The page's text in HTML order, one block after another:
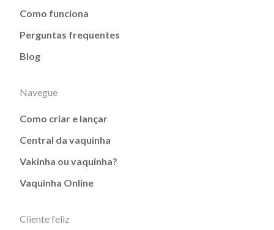
Como funciona
Perguntas frequentes
Blog
Navegue
Como criar e lançar
Central da vaquinha
Vakinha ou vaquinha?
Vaquinha Online
Cliente feliz